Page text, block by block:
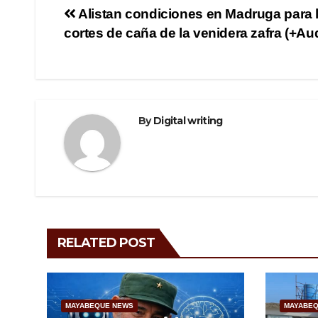
e
b
er gr
a
e
Post
Alistan condiciones en Madruga para
cortes de caña de la venidera zafra
ByDigital writing
RELATED POST
MAYABEQUE NEWS